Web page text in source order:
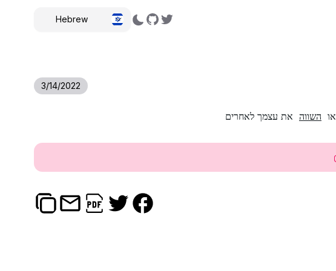
Hebrew
3/14/2022
השווה את עצמך לאחרים